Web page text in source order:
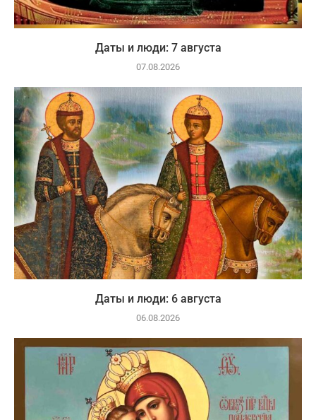
Даты и люди: 7 августа
07.08.2026
Даты и люди: 6 августа
06.08.2026